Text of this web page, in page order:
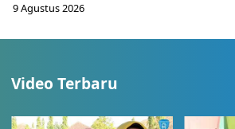
9 Agustus 2026
Video Terbaru